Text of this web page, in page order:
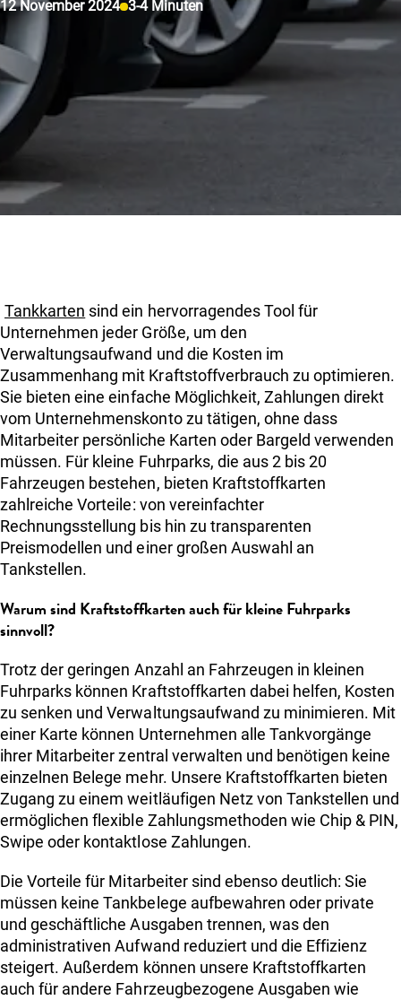
Über uns
Einloggen
Kunde werden
12 November 2024 3-4 Minuten
Tankkarten sind ein hervorragendes Tool für
Unternehmen jeder Größe, um den
Verwaltungsaufwand und die Kosten im
Zusammenhang mit Kraftstoffverbrauch zu optimieren.
Sie bieten eine einfache Möglichkeit, Zahlungen direkt
vom Unternehmenskonto zu tätigen, ohne dass
Mitarbeiter persönliche Karten oder Bargeld verwenden
müssen. Für kleine Fuhrparks, die aus 2 bis 20
Fahrzeugen bestehen, bieten Kraftstoffkarten
zahlreiche Vorteile: von vereinfachter
Rechnungsstellung bis hin zu transparenten
Preismodellen und einer großen Auswahl an
Tankstellen.
Warum sind Kraftstoffkarten auch für kleine Fuhrparks
sinnvoll?
Trotz der geringen Anzahl an Fahrzeugen in kleinen
Fuhrparks können Kraftstoffkarten dabei helfen, Kosten
zu senken und Verwaltungsaufwand zu minimieren. Mit
einer Karte können Unternehmen alle Tankvorgänge
ihrer Mitarbeiter zentral verwalten und benötigen keine
einzelnen Belege mehr. Unsere Kraftstoffkarten bieten
Zugang zu einem weitläufigen Netz von Tankstellen und
ermöglichen flexible Zahlungsmethoden wie Chip & PIN,
Swipe oder kontaktlose Zahlungen.
Die Vorteile für Mitarbeiter sind ebenso deutlich: Sie
müssen keine Tankbelege aufbewahren oder private
und geschäftliche Ausgaben trennen, was den
administrativen Aufwand reduziert und die Effizienz
steigert. Außerdem können unsere Kraftstoffkarten
auch für andere Fahrzeugbezogene Ausgaben wie